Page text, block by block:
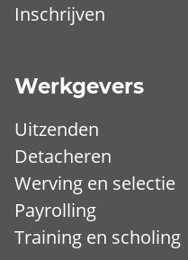
Inschrijven
Werkgevers
Uitzenden
Detacheren
Werving en selectie
Payrolling
Training en scholing